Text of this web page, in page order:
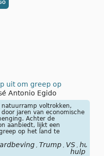
uit om greep op
Antonio Egido
natuurramp voltrokken,
jaren van economische
Achter de
aanbiedt, lijkt een
op het land te
Trump VS
hulp